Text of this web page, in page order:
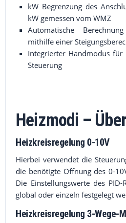
kW Begrenzung des
kW gemessen vom WMZ
Automatische
mithilfe einer
Integrierter Handmodus für
Steuerung
Heizmodi –
Heizkreisregelung 0-10V
Hierbei verwendet die
die benötigte Öffnung des 0-
Die Einstellungswerte des
global oder einzeln festgelegt
Heizkreisregelung 3-Wege-